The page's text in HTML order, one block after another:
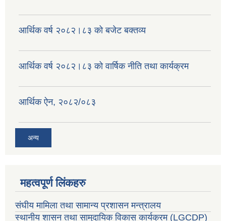
आर्थिक वर्ष २०८२।८३ को बजेट बक्तव्य
आर्थिक वर्ष २०८२।८३ को वार्षिक नीति तथा कार्यक्रम
आर्थिक ऐन, २०८२/०८३
अन्य
महत्वपूर्ण लिंकहरु
संघीय मामिला तथा सामान्य प्रशासन मन्त्रालय
स्थानीय शासन तथा सामुदायिक विकास कार्यक्रम (LGCDP)